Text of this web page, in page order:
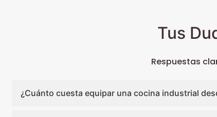
Tus
Respuestas
¿Cuánto cuesta equipar una cocina industrial